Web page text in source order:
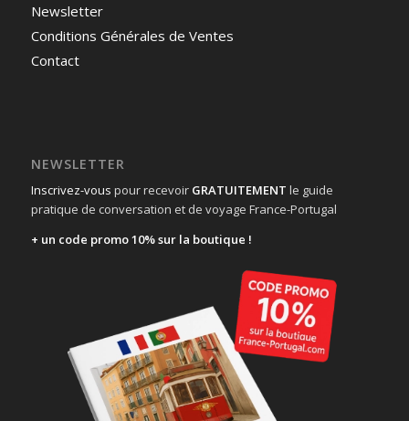
Newsletter
Conditions Générales de Ventes
Contact
NEWSLETTER
Inscrivez-vous pour recevoir GRATUITEMENT le guide
pratique de conversation et de voyage France-Portugal
+ un code promo 10% sur la boutique !